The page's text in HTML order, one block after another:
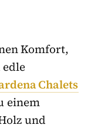
Komfort,
Chalets
einem
und